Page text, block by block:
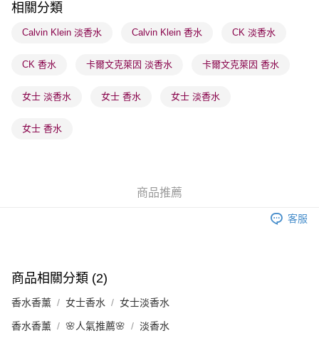
每筆HK$65.00，滿HK$300.00或以上免運費
確認發貨後1-3 工作天送達，訂單將隨機分配至SF順豐速運或京東
每筆HK$65.00，滿HK$300.00或以上免運費
(香港門市) 只顯示可選門市。確認發貨後2-5個工作天到店，3天內
(澳門門市) 只顯示可選門市。確認發貨後2-5個工作天到店，3天內
相關分類
Calvin Klein 淡香水 Calvin Klein 香水 CK 淡香水
CK 香水 卡爾文克萊因 淡香水 卡爾文克萊因 香水
女士 淡香水 女士 香水 女士 淡香水
女士 香水
商品推薦
客服
商品相關分類 (2)
香水香薰 女士香水 女士淡香水
香水香薰 🌸人氣推薦🌸 淡香水